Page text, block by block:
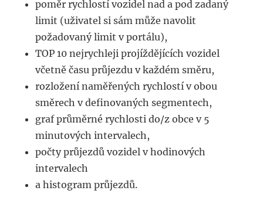
poměr rychlostí vozidel nad a pod zadaný
limit (uživatel si sám může navolit
požadovaný limit v portálu),
TOP 10 nejrychleji projíždějících vozidel
včetně času průjezdu v každém směru,
rozložení naměřených rychlostí v obou
směrech v definovaných segmentech,
graf průměrné rychlosti do/z obce v 5
minutových intervalech,
počty průjezdů vozidel v hodinových
intervalech
a histogram průjezdů.